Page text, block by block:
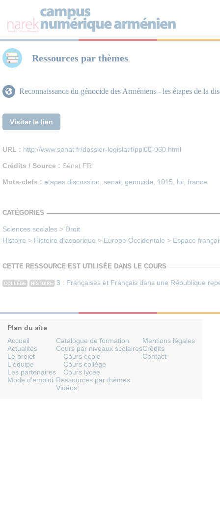
Ressources par thèmes
Reconnaissance du génocide des Arméniens - les étapes de la
Visiter le lien
URL : http://www.senat.fr/dossier-legislatif/ppl00-060.html
Crédits / Source : Sénat FR
Mots-clefs : etapes discussion senat genocide 1915 loi france
CATÉGORIES
Sciences sociales > Droit
Histoire > Histoire diasporique > Europe Occidentale > Espace
CETTE RESSOURCE EST UTILISÉE DANS LE COURS
COLLÈGE HISTOIRE 3 : Françaises et Français dans une République
Plan du site
Accueil
Actualités
Le projet
L'équipe
Les partenaires
Mode d'emploi
Catalogue de formation
Cours par niveaux scolaires
Cours école
Cours collège
Cours lycée
Ressources par thèmes
Vidéos
Mentions légales
Crédits
Contact